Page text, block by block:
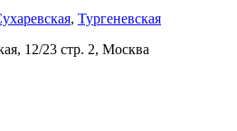
, Тургеневская
12/23 стр. 2, Москва